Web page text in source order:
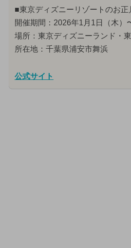
■東京ディズニーリゾートのお正
開催期間：2026年1月1日（木）
場所：東京ディズニーランド・
所在地：千葉県浦安市舞浜
公式サイト